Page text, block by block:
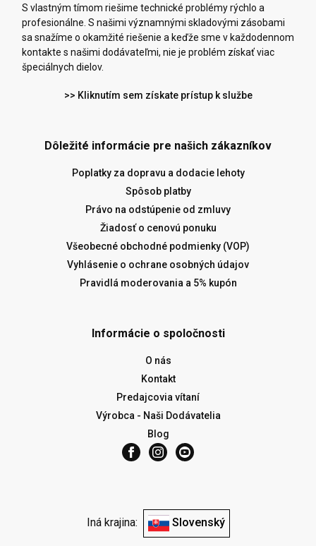
S vlastným tímom riešime technické problémy rýchlo a
profesionálne. S našimi významnými skladovými zásobami
sa snažíme o okamžité riešenie a keďže sme v každodennom
kontakte s našimi dodávateľmi, nie je problém získať viac
špeciálnych dielov.
>> Kliknutím sem získate prístup k službe
Dôležité informácie pre našich zákazníkov
Poplatky za dopravu a dodacie lehoty
Spôsob platby
Právo na odstúpenie od zmluvy
Žiadosť o cenovú ponuku
Všeobecné obchodné podmienky (VOP)
Vyhlásenie o ochrane osobných údajov
Pravidlá moderovania a 5% kupón
Informácie o spoločnosti
O nás
Kontakt
Predajcovia vítaní
Výrobca - Naši Dodávatelia
Blog
Iná krajina: Slovenský